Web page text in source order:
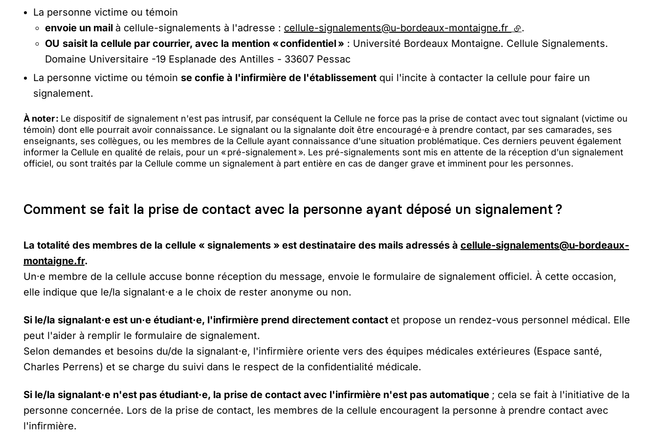
La personne victime ou témoin
envoie un mail à cellule-signalements à l'adresse : cellule-signalements@u-bordeaux-montaigne.fr (lien externe)
.
OU saisit la cellule par courrier, avec la mention « confidentiel » : Université Bordeaux Montaigne. Cellule Signalements.
Domaine Universitaire -19 Esplanade des Antilles - 33607 Pessac
La personne victime ou témoin se confie à l'infirmière de l'établissement qui l'incite à contacter la cellule pour faire un
signalement.
À noter : Le dispositif de signalement n'est pas intrusif, par conséquent la Cellule ne force pas la prise de contact avec tout signalant (victime ou
témoin) dont elle pourrait avoir connaissance. Le signalant ou la signalante doit être encouragé·e à prendre contact, par ses camarades, ses
enseignants, ses collègues, ou les membres de la Cellule ayant connaissance d'une situation problématique. Ces derniers peuvent également
informer la Cellule en qualité de relais, pour un « pré-signalement ». Les pré-signalements sont mis en attente de la réception d'un signalement
officiel, ou sont traités par la Cellule comme un signalement à part entière en cas de danger grave et imminent pour les personnes.
Comment se fait la prise de contact avec la personne ayant déposé un signalement ?
La totalité des membres de la cellule « signalements » est destinataire des mails adressés à cellule-signalements@u-bordeaux-
montaigne.fr.
Un·e membre de la cellule accuse bonne réception du message, envoie le formulaire de signalement officiel. À cette occasion,
elle indique que le/la signalant·e a le choix de rester anonyme ou non.
Si le/la signalant·e est un·e étudiant·e, l'infirmière prend directement contact et propose un rendez-vous personnel médical. Elle
peut l'aider à remplir le formulaire de signalement.
Selon demandes et besoins du/de la signalant·e, l'infirmière oriente vers des équipes médicales extérieures (Espace santé,
Charles Perrens) et se charge du suivi dans le respect de la confidentialité médicale.
Si le/la signalant·e n'est pas étudiant·e, la prise de contact avec l'infirmière n'est pas automatique ; cela se fait à l'initiative de la
personne concernée. Lors de la prise de contact, les membres de la cellule encouragent la personne à prendre contact avec
l'infirmière.